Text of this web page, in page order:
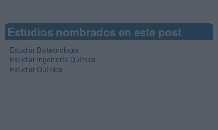
Estudios nombrados en este post
Estudiar Biotecnología
Estudiar Ingeniería Química
Estudiar Química